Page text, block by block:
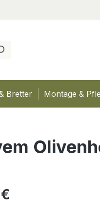
Bretter Montage &